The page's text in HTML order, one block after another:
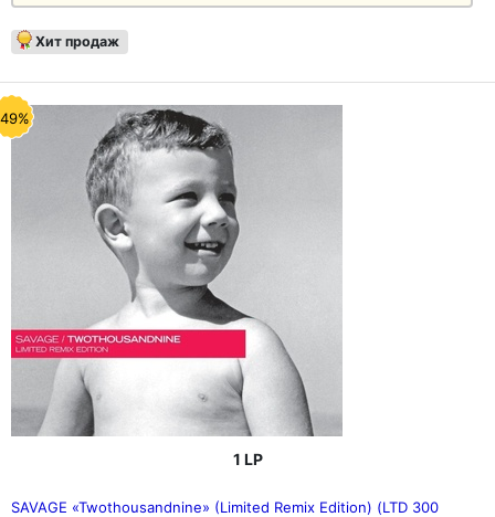
Хит продаж
1 LP
SAVAGE «Twothousandnine» (Limited Remix Edition) (LTD 300